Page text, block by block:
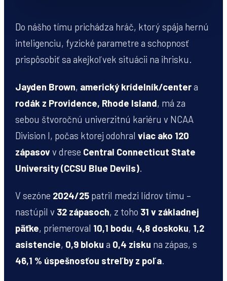
Do nášho tímu prichádza hráč, ktorý spája hernú
inteligenciu, fyzické parametre a schopnosť
prispôsobiť sa akejkoľvek situácii na ihrisku.
Jayden Brown, americký krídelník/centera
rodák z Providence, Rhode Island, má za
sebou štvoročnú univerzitnú kariéru v NCAA
Division I, počas ktorej odohralviac ako 120
zápasovv drese Central Connecticut State
University (CCSU Blue Devils).
V sezóne 2024/25 patril medzi lídrov tímu –
nastúpil v 32 zápasoch, z toho 31 v základnej
päťke, priemeroval 10,1 bodu, 4,8 doskoku, 1,2
asistencie, 0,9 bloku a 0,4 zisku na zápas, s
46,1 % úspešnosťou streľby z poľa.